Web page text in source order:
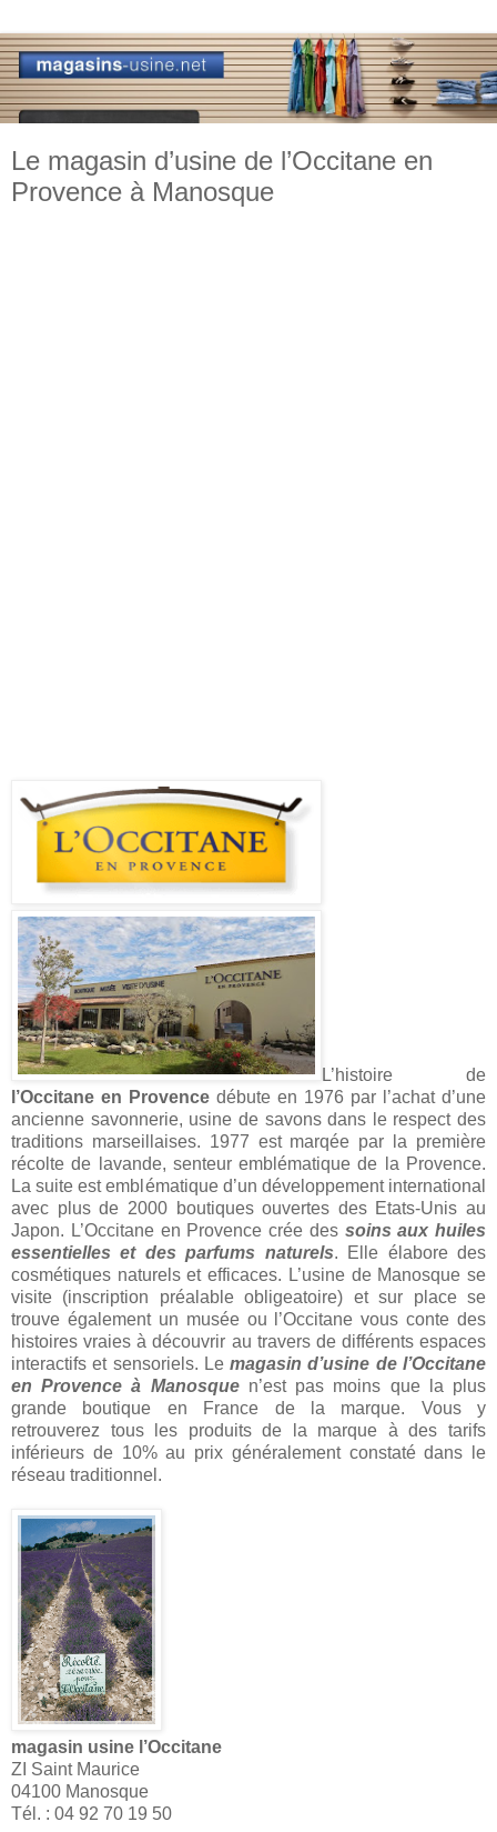
Le magasin d’usine de l’Occitane en
Provence à Manosque
L’histoire de
l’Occitane en Provence débute en 1976 par l’achat d’une
ancienne savonnerie, usine de savons dans le respect des
traditions marseillaises. 1977 est marqée par la première
récolte de lavande, senteur emblématique de la Provence.
La suite est emblématique d’un développement international
avec plus de 2000 boutiques ouvertes des Etats-Unis au
Japon. L’Occitane en Provence crée des soins aux huiles
essentielles et des parfums naturels. Elle élabore des
cosmétiques naturels et efficaces. L’usine de Manosque se
visite (inscription préalable obligeatoire) et sur place se
trouve également un musée ou l’Occitane vous conte des
histoires vraies à découvrir au travers de différents espaces
interactifs et sensoriels. Lemagasin d’usine de l’Occitane
en Provence à Manosquen’est pas moins que la plus
grande boutique en France de la marque. Vous y
retrouverez tous les produits de la marque à des tarifs
inférieurs de 10% au prix généralement constaté dans le
réseau traditionnel.
magasin usine l’Occitane
ZI Saint Maurice
04100 Manosque
Tél. : 04 92 70 19 50